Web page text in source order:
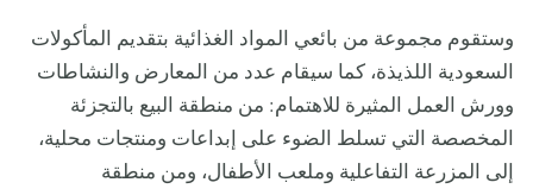
وستقوم مجموعة من بائعي المواد الغذائية بتقديم المأكولات
السعودية اللذيذة، كما سيقام عدد من المعارض والنشاطات
وورش العمل المثيرة للاهتمام: من منطقة البيع بالتجزئة
المخصصة التي تسلط الضوء على إبداعات ومنتجات محلية،
إلى المزرعة التفاعلية وملعب الأطفال، ومن منطقة